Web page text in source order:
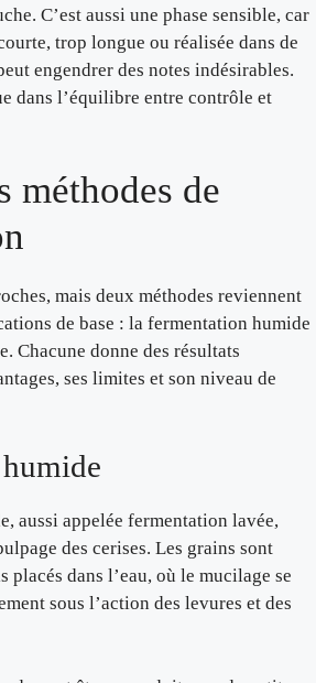
C’est aussi une phase sensible, car
trop longue ou réalisée dans de
engendrer des notes indésirables.
dans l’équilibre entre contrôle et
méthodes de
mais deux méthodes reviennent
de base : la fermentation humide
Chacune donne des résultats
ses limites et son niveau de
aussi appelée fermentation lavée,
des cerises. Les grains sont
placés dans l’eau, où le mucilage se
sous l’action des levures et des